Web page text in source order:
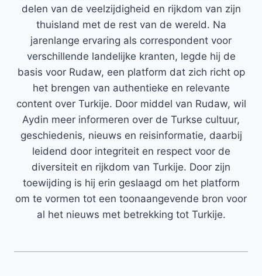
delen van de veelzijdigheid en rijkdom van zijn
thuisland met de rest van de wereld. Na
jarenlange ervaring als correspondent voor
verschillende landelijke kranten, legde hij de
basis voor Rudaw, een platform dat zich richt op
het brengen van authentieke en relevante
content over Turkije. Door middel van Rudaw, wil
Aydin meer informeren over de Turkse cultuur,
geschiedenis, nieuws en reisinformatie, daarbij
leidend door integriteit en respect voor de
diversiteit en rijkdom van Turkije. Door zijn
toewijding is hij erin geslaagd om het platform
om te vormen tot een toonaangevende bron voor
al het nieuws met betrekking tot Turkije.